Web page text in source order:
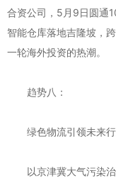
合资公司，5月9日圆通
智能仓库落地吉隆坡，
一轮海外投资的热潮。
趋势八：
绿色物流引领未来行
以京津冀大气污染治